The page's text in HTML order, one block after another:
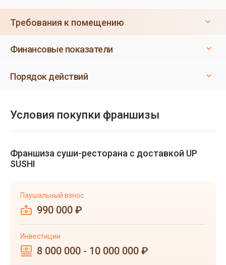
Требования к помещению
Финансовые показатели
Порядок действий
Условия покупки франшизы
Франшиза суши-ресторана с доставкой UP
SUSHI
Паушальный взнос
990 000 ₽
Инвестиции
8 000 000 - 10 000 000 ₽